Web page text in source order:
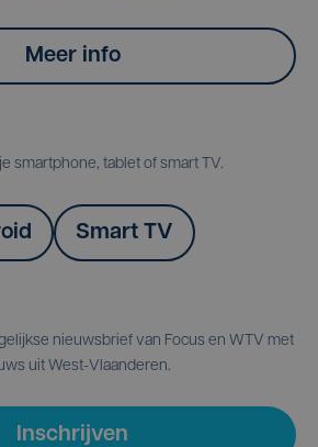
Meer info
smartphone, tablet of smart TV.
Smart TV
nieuwsbrief van Focus en WTV met
uit West-Vlaanderen.
Inschrijven